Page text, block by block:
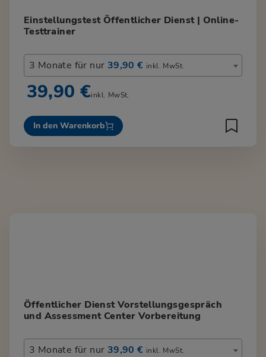
Einstellungstest Öffentlicher Dienst | Online-
Testtrainer
3 Monate für nur 39,90 € inkl. MwSt.
39,90 €inkl. MwSt.
In den Warenkorb
Öffentlicher Dienst Vorstellungsgespräch
und Assessment Center Vorbereitung
3 Monate für nur 39,90 € inkl. MwSt.